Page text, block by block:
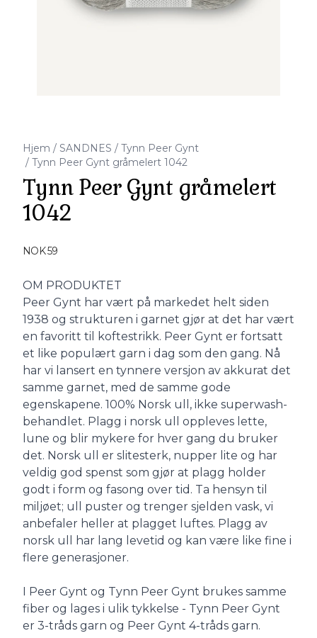
Hjem / SANDNES / Tynn Peer Gynt
/ Tynn Peer Gynt gråmelert 1042
Tynn Peer Gynt gråmelert
1042
NOK 59
Description
OM PRODUKTET
Peer Gynt har vært på markedet helt siden
1938 og strukturen i garnet gjør at det har vært
en favoritt til koftestrikk. Peer Gynt er fortsatt
et like populært garn i dag som den gang. Nå
har vi lansert en tynnere versjon av akkurat det
samme garnet, med de samme gode
egenskapene. 100% Norsk ull, ikke superwash-
behandlet. Plagg i norsk ull oppleves lette,
lune og blir mykere for hver gang du bruker
det. Norsk ull er slitesterk, nupper lite og har
veldig god spenst som gjør at plagg holder
godt i form og fasong over tid. Ta hensyn til
miljøet; ull puster og trenger sjelden vask, vi
anbefaler heller at plagget luftes. Plagg av
norsk ull har lang levetid og kan være like fine i
flere generasjoner.
I Peer Gynt og Tynn Peer Gynt brukes samme
fiber og lages i ulik tykkelse - Tynn Peer Gynt
er 3-tråds garn og Peer Gynt 4-tråds garn.